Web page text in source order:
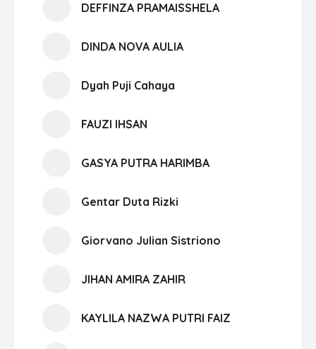
DEFFINZA PRAMAISSHELA
DINDA NOVA AULIA
Dyah Puji Cahaya
FAUZI IHSAN
GASYA PUTRA HARIMBA
Gentar Duta Rizki
Giorvano Julian Sistriono
JIHAN AMIRA ZAHIR
KAYLILA NAZWA PUTRI FAIZ